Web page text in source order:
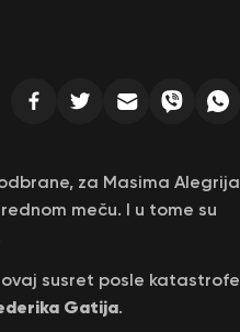
za Masima Alegrija
meču. I u tome su
susret posle katastrofe
Gatija.